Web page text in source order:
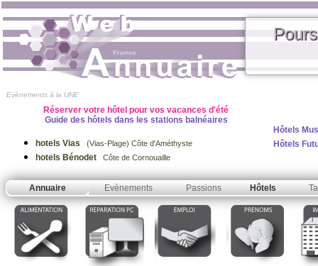
Evènements à la UNE
Réserver votre hôtel pour vos vacances d'été
Guide des hôtels dans les stations balnéaires
hotels Vias (Vias-Plage) Côte d'Améthyste
hotels Bénodet Côte de Cornouaille
Hôtels
Hôtels
Annuaire Evènements Passions Hôtels